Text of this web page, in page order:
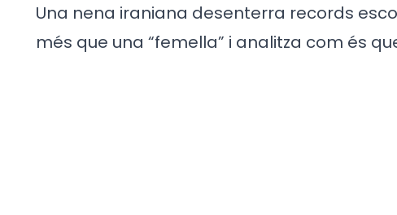
Una nena iraniana desenterra records
més que una “femella” i analitza com és